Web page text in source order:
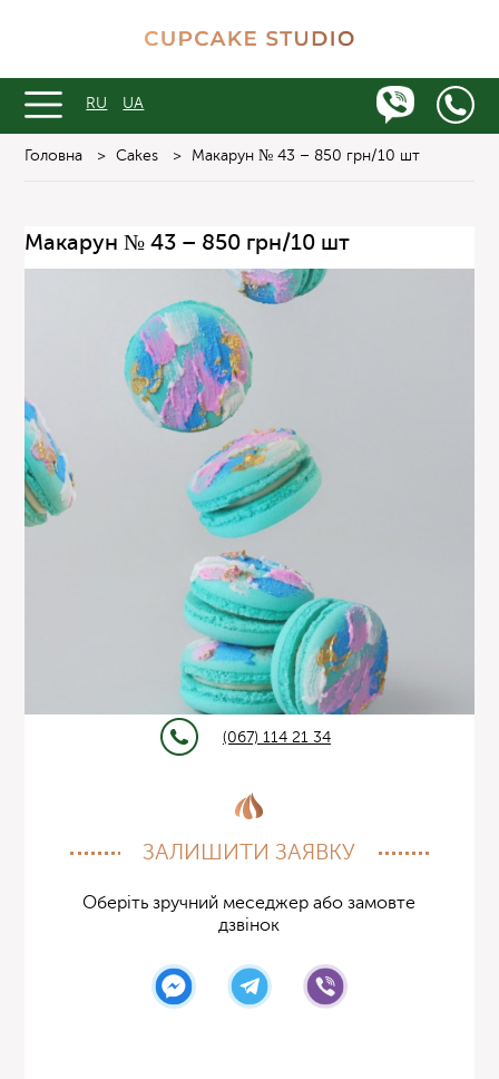
RU UA
Головна > Cakes > Макарун № 43 – 850 грн/10 шт
Макарун № 43 – 850 грн/10 шт
(067) 114 21 34
ЗАЛИШИТИ ЗАЯВКУ
Оберіть зручний меседжер або замовте
дзвінок